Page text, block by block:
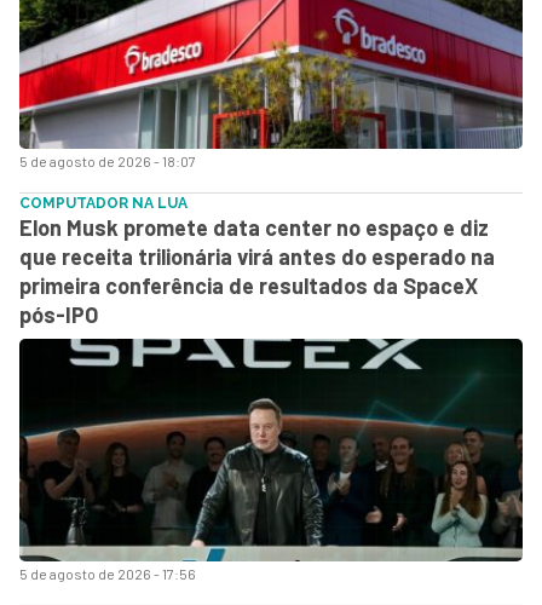
5 de agosto de 2026 - 18:07
5 de agosto de 2026 - 17:56
COMPUTADOR NA LUA
Elon Musk promete data center no espaço e diz
que receita trilionária virá antes do esperado na
primeira conferência de resultados da SpaceX
pós-IPO